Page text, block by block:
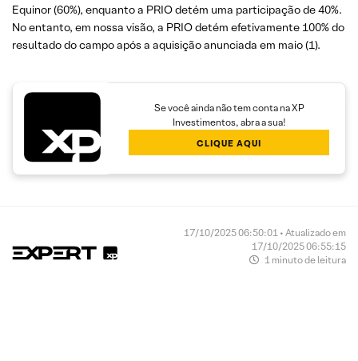
Equinor (60%), enquanto a PRIO detém uma participação de 40%.
No entanto, em nossa visão, a PRIO detém efetivamente 100% do
resultado do campo após a aquisição anunciada em maio (1).
Se você ainda não tem conta na XP
Investimentos, abra a sua!
CLIQUE AQUI
17/10/2025 06:50:01 • Atualizado em
17/10/2025 06:55:15
1 minuto de leitura